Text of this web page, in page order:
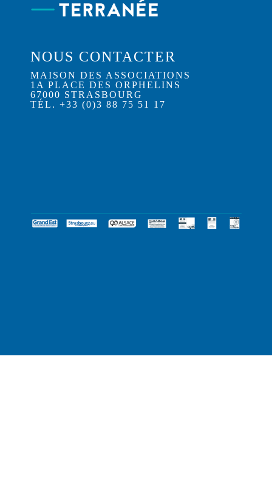
NOUS CONTACTER
MAISON DES ASSOCIATIONS
1A PLACE DES ORPHELINS
67000 STRASBOURG
TÉL. +33 (0)3 88 75 51 17